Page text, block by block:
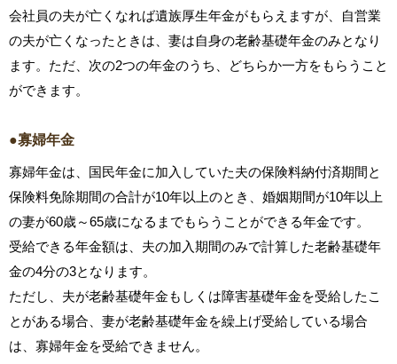
会社員の夫が亡くなれば遺族厚生年金がもらえますが、自営業
の夫が亡くなったときは、妻は自身の老齢基礎年金のみとなり
ます。ただ、次の2つの年金のうち、どちらか一方をもらうこと
ができます。
●寡婦年金
寡婦年金は、国民年金に加入していた夫の保険料納付済期間と
保険料免除期間の合計が10年以上のとき、婚姻期間が10年以上
の妻が60歳～65歳になるまでもらうことができる年金です。
受給できる年金額は、夫の加入期間のみで計算した老齢基礎年
金の4分の3となります。
ただし、夫が老齢基礎年金もしくは障害基礎年金を受給したこ
とがある場合、妻が老齢基礎年金を繰上げ受給している場合
は、寡婦年金を受給できません。